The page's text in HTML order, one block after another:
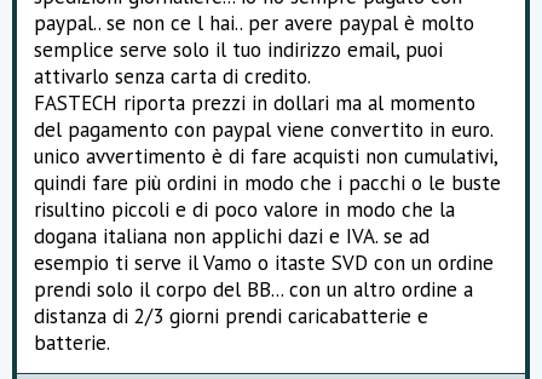
paypal.. se non ce l hai.. per avere paypal è molto
semplice serve solo il tuo indirizzo email, puoi
attivarlo senza carta di credito.
FASTECH riporta prezzi in dollari ma al momento
del pagamento con paypal viene convertito in euro.
unico avvertimento è di fare acquisti non cumulativi,
quindi fare più ordini in modo che i pacchi o le buste
risultino piccoli e di poco valore in modo che la
dogana italiana non applichi dazi e IVA. se ad
esempio ti serve il Vamo o itaste SVD con un ordine
prendi solo il corpo del BB... con un altro ordine a
distanza di 2/3 giorni prendi caricabatterie e
batterie.